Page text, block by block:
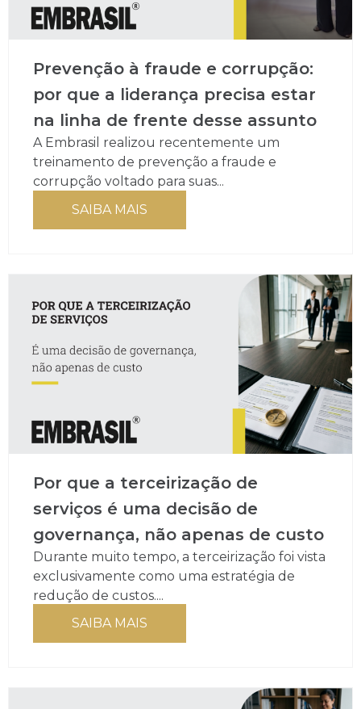
Prevenção à fraude e corrupção:
por que a liderança precisa estar
na linha de frente desse assunto
A Embrasil realizou recentemente um
treinamento de prevenção a fraude e
corrupção voltado para suas...
SAIBA MAIS
Por que a terceirização de
serviços é uma decisão de
governança, não apenas de custo
Durante muito tempo, a terceirização foi vista
exclusivamente como uma estratégia de
redução de custos....
SAIBA MAIS